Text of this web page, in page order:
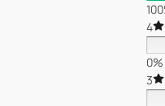
4
0%
3